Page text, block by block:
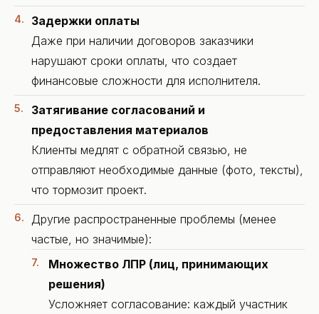
Задержки оплаты
Даже при наличии договоров заказчики
нарушают сроки оплаты, что создает
финансовые сложности для исполнителя.
Затягивание согласований и
предоставления материалов
Клиенты медлят с обратной связью, не
отправляют необходимые данные (фото, тексты),
что тормозит проект.
Другие распространенные проблемы (менее
частые, но значимые):
Множество ЛПР (лиц, принимающих
решения)
Усложняет согласование: каждый участник